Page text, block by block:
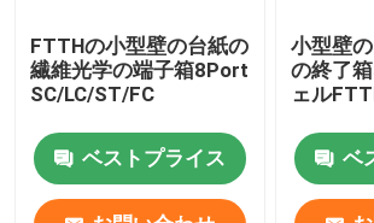
FTTHの小型壁の台紙の
繊維光学の端子箱8Port
SC/LC/ST/FC
ベストプライス
小型壁
の終了
ェル
ベ